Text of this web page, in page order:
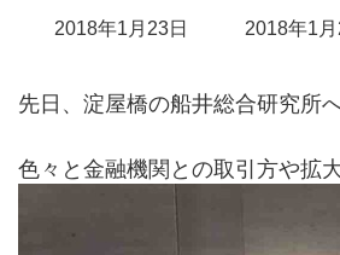
2018年1月23日
最
新
:
2018年1月
先日、淀屋橋の船井総合研究所
色々と金融機関との取引方や拡